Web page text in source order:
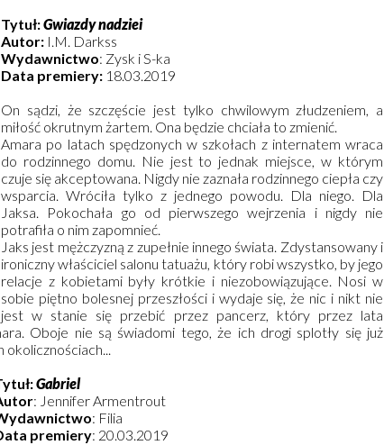
Tytuł:Gwiazdy nadziei
Autor: I.M. Darkss
Wydawnictwo: Zysk i S-ka
Data premiery: 18.03.2019
On sądzi, że szczęście jest tylko chwilowym złudzeniem, a
miłość okrutnym żartem. Ona będzie chciała to zmienić.
Amara po latach spędzonych w szkołach z internatem wraca
do rodzinnego domu. Nie jest to jednak miejsce, w którym
czuje się akceptowana. Nigdy nie zaznała rodzinnego ciepła czy
wsparcia. Wróciła tylko z jednego powodu. Dla niego. Dla
Jaksa. Pokochała go od pierwszego wejrzenia i nigdy nie
potrafiła o nim zapomnieć.
Jaks jest mężczyzną z zupełnie innego świata. Zdystansowany i
ironiczny właściciel salonu tatuażu, który robi wszystko, by jego
relacje z kobietami były krótkie i niezobowiązujące. Nosi w
sobie piętno bolesnej przeszłości i wydaje się, że nic i nikt nie
jest w stanie się przebić przez pancerz, który przez lata
Oboje nie są świadomi tego, że ich drogi splotły się już
Gabriel
: Jennifer Armentrout
: Filia
premiery: 20.03.2019